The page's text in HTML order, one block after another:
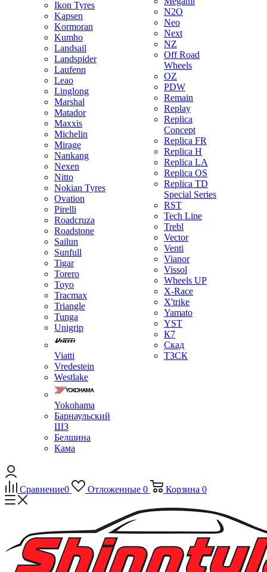
Ikon Tyres
Kapsen
Kormoran
Kumho
Landsail
Landspider
Laufenn
Leao
Linglong
Marshal
Matador
Maxxis
Michelin
Mirage
Nankang
Nexen
Nitto
Nokian Tyres
Ovation
Pirelli
Roadcruza
Roadstone
Sailun
Sunfull
Tigar
Torero
Toyo
Tracmax
Triangle
Tunga
Unigrip
Viatti
Vredestein
Westlake
Yokohama
Барнаульский
ШЗ
Белшина
Кама
N2O
Neo
Next
NZ
Off Road
Wheels
OZ
PDW
Remain
Replay
Replica
Concept
Replica FR
Replica H
Replica LA
Replica OS
Replica TD
Special Series
RST
Tech Line
Trebl
Vector
Venti
Vianor
Vissol
Wheels UP
X-Race
X'trike
Yamato
YST
К7
Скад
ТЗСК
Сравнение0 Отложенные 0 Корзина 0